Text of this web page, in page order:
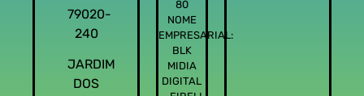
79020-
240
JARDIM
DOS
80
NOME
EMPRESARIAL:
BLK
MIDIA
DIGITAL